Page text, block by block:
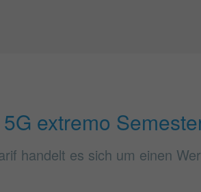
extremo
handelt es sich um einen